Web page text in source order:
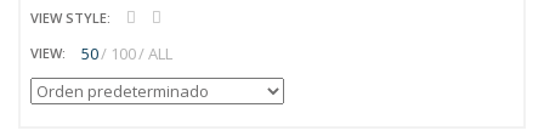
VIEW STYLE:
VIEW:
50 100 ALL